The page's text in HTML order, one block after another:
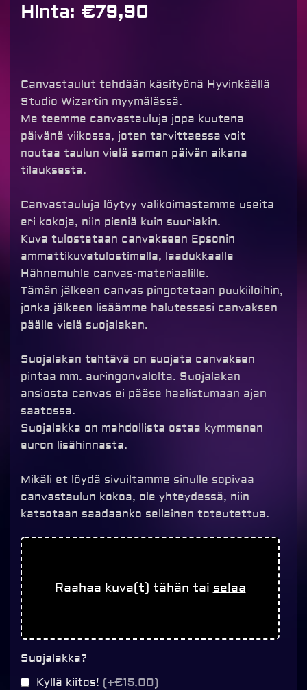
Hinta: €79,90
Canvastaulut tehdään käsityönä Hyvinkäällä
Studio Wizartin myymälässä.
Me teemme canvastauluja jopa kuutena
päivänä viikossa, joten tarvittaessa voit
noutaa taulun vielä saman päivän aikana
tilauksesta.
Canvastauluja löytyy valikoimastamme useita
eri kokoja, niin pieniä kuin suuriakin.
Kuva tulostetaan canvakseen Epsonin
ammattikuvatulostimella, laadukkaalle
Hähnemuhle canvas-materiaalille.
Tämän jälkeen canvas pingotetaan puukiiloihin,
jonka jälkeen lisäämme halutessasi canvaksen
päälle vielä suojalakan.
Suojalakan tehtävä on suojata canvaksen
pintaa mm. auringonvalolta. Suojalakan
ansiosta canvas ei pääse haalistumaan ajan
saatossa.
Suojalakka on mahdollista ostaa kymmenen
euron lisähinnasta.
Mikäli et löydä sivuiltamme sinulle sopivaa
canvastaulun kokoa, ole yhteydessä, niin
katsotaan saadaanko sellainen toteutettua.
Raahaa kuva(t) tähän tai selaa
Suojalakka?
Kyllä kiitos! (+€15,00)
Canvastaulu
45x60cm
määrä